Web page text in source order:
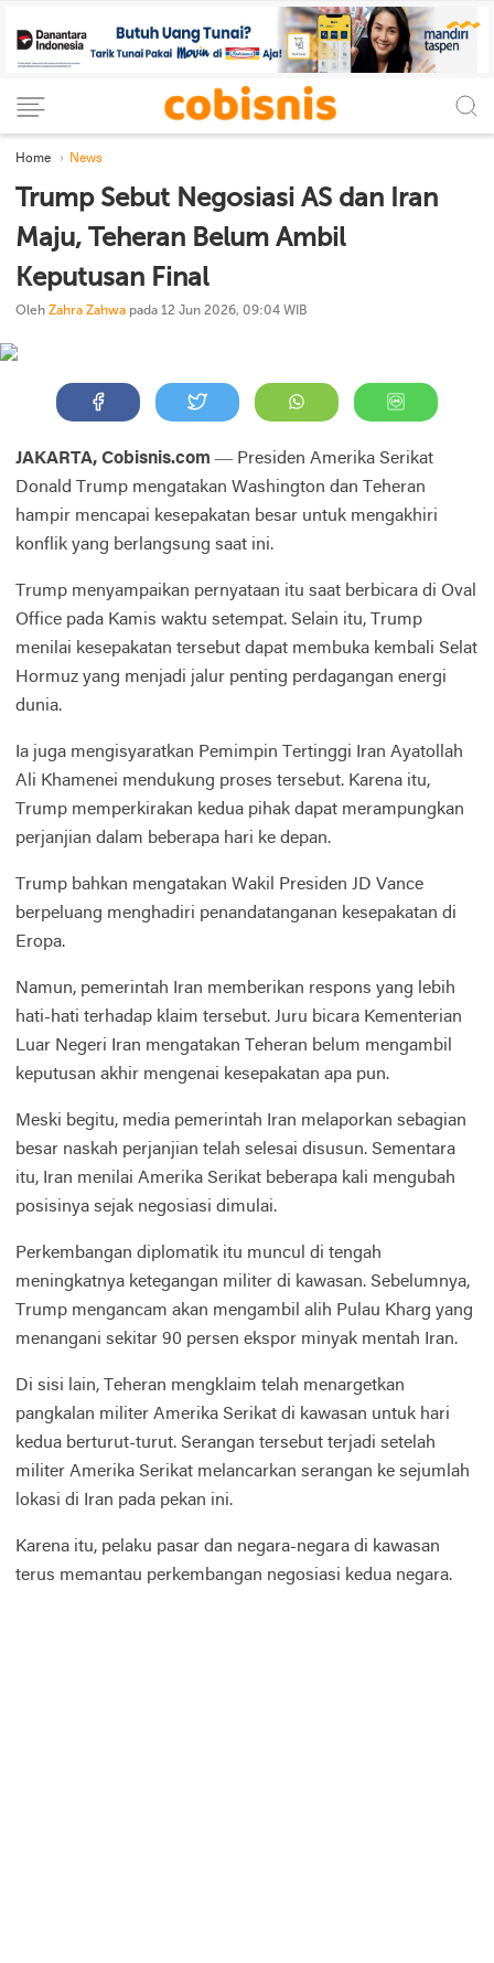
Home News
Trump Sebut Negosiasi AS dan Iran
Maju, Teheran Belum Ambil
Keputusan Final
Oleh Zahra Zahwa pada 12 Jun 2026, 09:04 WIB
JAKARTA, Cobisnis.com — Presiden Amerika Serikat
Donald Trump mengatakan Washington dan Teheran
hampir mencapai kesepakatan besar untuk mengakhiri
konflik yang berlangsung saat ini.
Trump menyampaikan pernyataan itu saat berbicara di Oval
Office pada Kamis waktu setempat. Selain itu, Trump
menilai kesepakatan tersebut dapat membuka kembali Selat
Hormuz yang menjadi jalur penting perdagangan energi
dunia.
Ia juga mengisyaratkan Pemimpin Tertinggi Iran Ayatollah
Ali Khamenei mendukung proses tersebut. Karena itu,
Trump memperkirakan kedua pihak dapat merampungkan
perjanjian dalam beberapa hari ke depan.
Trump bahkan mengatakan Wakil Presiden JD Vance
berpeluang menghadiri penandatanganan kesepakatan di
Eropa.
Namun, pemerintah Iran memberikan respons yang lebih
hati-hati terhadap klaim tersebut. Juru bicara Kementerian
Luar Negeri Iran mengatakan Teheran belum mengambil
keputusan akhir mengenai kesepakatan apa pun.
Meski begitu, media pemerintah Iran melaporkan sebagian
besar naskah perjanjian telah selesai disusun. Sementara
itu, Iran menilai Amerika Serikat beberapa kali mengubah
posisinya sejak negosiasi dimulai.
Perkembangan diplomatik itu muncul di tengah
meningkatnya ketegangan militer di kawasan. Sebelumnya,
Trump mengancam akan mengambil alih Pulau Kharg yang
menangani sekitar 90 persen ekspor minyak mentah Iran.
Di sisi lain, Teheran mengklaim telah menargetkan
pangkalan militer Amerika Serikat di kawasan untuk hari
kedua berturut-turut. Serangan tersebut terjadi setelah
militer Amerika Serikat melancarkan serangan ke sejumlah
lokasi di Iran pada pekan ini.
Karena itu, pelaku pasar dan negara-negara di kawasan
terus memantau perkembangan negosiasi kedua negara.